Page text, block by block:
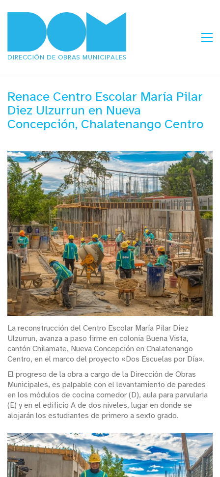
Renace Centro Escolar María Pilar
Diez Ulzurrun en Nueva
Concepción, Chalatenango Centro
La reconstrucción del Centro Escolar María Pilar Diez
Ulzurrun, avanza a paso firme en colonia Buena Vista,
cantón Chilamate, Nueva Concepción en Chalatenango
Centro, en el marco del proyecto «Dos Escuelas por Día».
El progreso de la obra a cargo de la Dirección de Obras
Municipales, es palpable con el levantamiento de paredes
en los módulos de cocina comedor (D), aula para parvularia
(E) y en el edificio A de dos niveles, lugar en donde se
alojarán los estudiantes de primero a sexto grado.